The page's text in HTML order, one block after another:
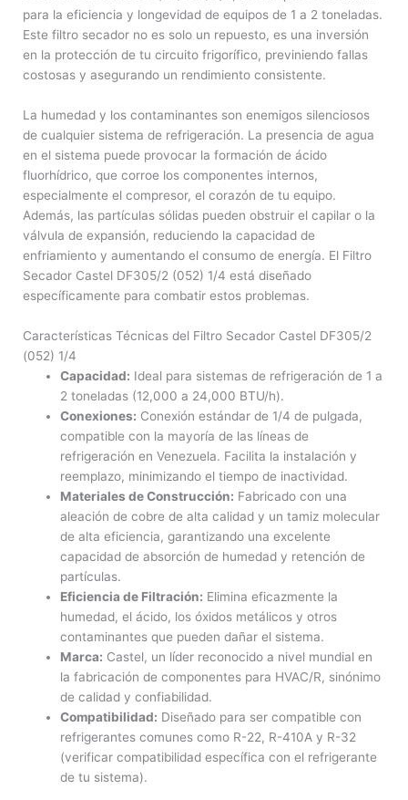
para la eficiencia y longevidad de equipos de 1 a 2 toneladas.
Este filtro secador no es solo un repuesto, es una inversión
en la protección de tu circuito frigorífico, previniendo fallas
costosas y asegurando un rendimiento consistente.
La humedad y los contaminantes son enemigos silenciosos
de cualquier sistema de refrigeración. La presencia de agua
en el sistema puede provocar la formación de ácido
fluorhídrico, que corroe los componentes internos,
especialmente el compresor, el corazón de tu equipo.
Además, las partículas sólidas pueden obstruir el capilar o la
válvula de expansión, reduciendo la capacidad de
enfriamiento y aumentando el consumo de energía. El Filtro
Secador Castel DF305/2 (052) 1/4 está diseñado
específicamente para combatir estos problemas.
Características Técnicas del Filtro Secador Castel DF305/2
(052) 1/4
Capacidad: Ideal para sistemas de refrigeración de 1 a
2 toneladas (12,000 a 24,000 BTU/h).
Conexiones: Conexión estándar de 1/4 de pulgada,
compatible con la mayoría de las líneas de
refrigeración en Venezuela. Facilita la instalación y
reemplazo, minimizando el tiempo de inactividad.
Materiales de Construcción: Fabricado con una
aleación de cobre de alta calidad y un tamiz molecular
de alta eficiencia, garantizando una excelente
capacidad de absorción de humedad y retención de
partículas.
Eficiencia de Filtración: Elimina eficazmente la
humedad, el ácido, los óxidos metálicos y otros
contaminantes que pueden dañar el sistema.
Marca: Castel, un líder reconocido a nivel mundial en
la fabricación de componentes para HVAC/R, sinónimo
de calidad y confiabilidad.
Compatibilidad: Diseñado para ser compatible con
refrigerantes comunes como R-22, R-410A y R-32
(verificar compatibilidad específica con el refrigerante
de tu sistema).